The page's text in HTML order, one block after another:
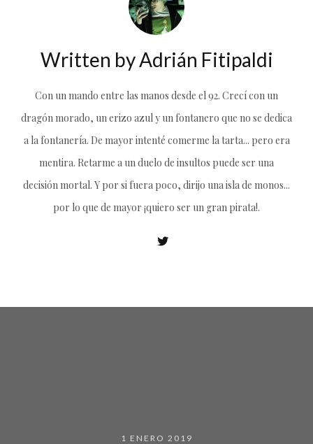
Written byAdrián Fitipaldi
Con un mando entre las manos desde el 92. Crecí con un
dragón morado, un erizo azul y un fontanero que no se dedica
a la fontanería. De mayor intenté comerme la tarta... pero era
mentira. Retarme a un duelo de insultos puede ser una
decisión mortal. Y por si fuera poco, dirijo una isla de monos...
por lo que de mayor ¡quiero ser un gran pirata!.
1 ENERO 2019